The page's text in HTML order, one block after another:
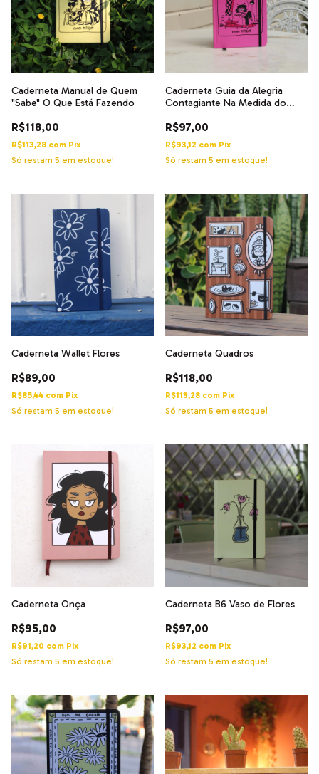
Caderneta Manual de Quem
"Sabe" O Que Está Fazendo
R$118,00
R$113,28 com Pix
Só restam 5 em estoque!
Caderneta Guia da Alegria
Contagiante Na Medida do
Criativas
R$97,00
R$93,12 com Pix
Só restam 5 em estoque!
Caderneta Wallet Flores
R$89,00
R$85,44 com Pix
Só restam 5 em estoque!
Caderneta Quadros
R$118,00
R$113,28 com Pix
Só restam 5 em estoque!
Caderneta Onça
R$95,00
R$91,20 com Pix
Só restam 5 em estoque!
Caderneta B6 Vaso de Flores
R$97,00
R$93,12 com Pix
Só restam 5 em estoque!